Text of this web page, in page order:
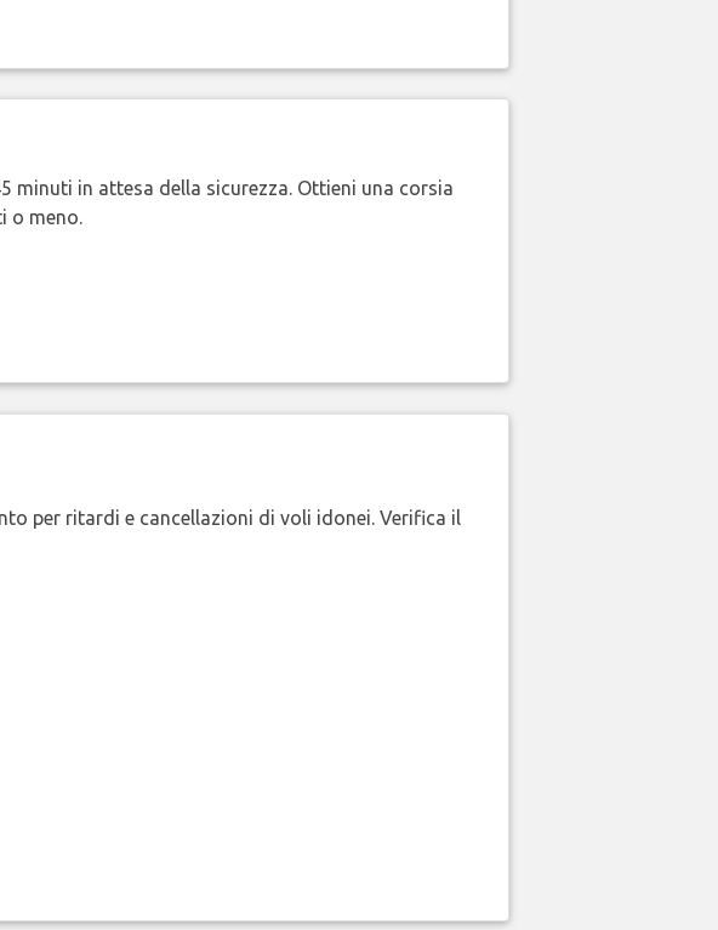
minuti in attesa della sicurezza. Ottieni una corsia
o meno.
per ritardi e cancellazioni di voli idonei. Verifica il